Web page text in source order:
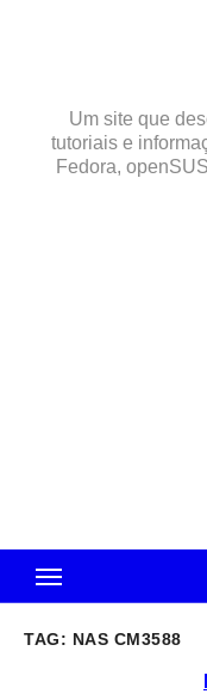
Um site que
tutoriais e
Fedora,
TAG: NAS CM3588